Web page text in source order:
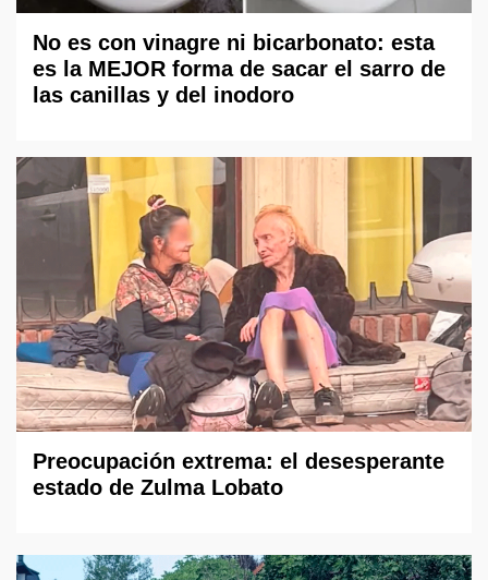
No es con vinagre ni bicarbonato: esta
es la MEJOR forma de sacar el sarro de
las canillas y del inodoro
Preocupación extrema: el desesperante
estado de Zulma Lobato